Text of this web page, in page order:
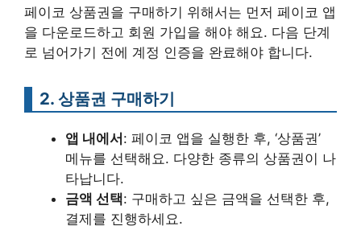
페이코 상품권을 구매하기 위해서는 먼저 페이코 앱
을 다운로드하고 회원 가입을 해야 해요. 다음 단계
로 넘어가기 전에 계정 인증을 완료해야 합니다.
2. 상품권 구매하기
앱 내에서: 페이코 앱을 실행한 후, ‘상품권’
메뉴를 선택해요. 다양한 종류의 상품권이 나
타납니다.
금액 선택: 구매하고 싶은 금액을 선택한 후,
결제를 진행하세요.